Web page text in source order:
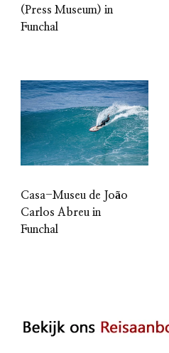
(Press Museum) in
Funchal
Casa-Museu de João
Carlos Abreu in
Funchal